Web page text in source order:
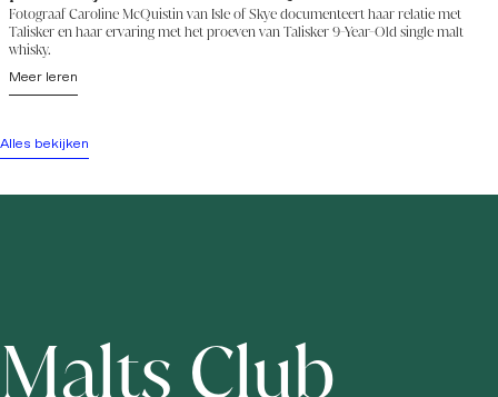
Fotograaf Caroline McQuistin van Isle of Skye documenteert haar relatie met
Talisker en haar ervaring met het proeven van Talisker 9-Year-Old single malt
whisky.
Meer leren
Alles bekijken
Malts Club